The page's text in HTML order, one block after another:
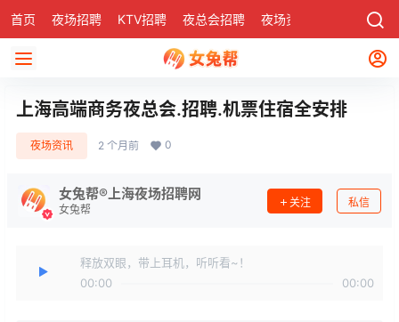
首页 夜场招聘 KTV招聘 夜总会招聘 夜场资讯 社区
上海高端商务夜总会.招聘.机票住宿全安排
夜场资讯 2 个月前 0
女兔帮®上海夜场招聘网
女兔帮
关注 私信
释放双眼，带上耳机，听听看~！
00:00
00:00